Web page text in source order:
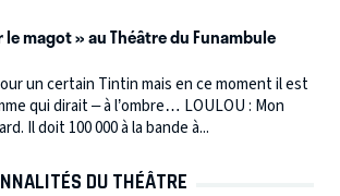
magot » au Théâtre du Funambule
un certain Tintin mais en ce moment il est
qui dirait – à l’ombre… LOULOU : Mon
Il doit 100 000 à la bande à...
DU THÉÂTRE